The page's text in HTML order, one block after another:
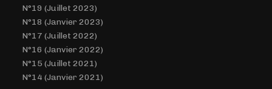
N°19 (Juillet 2023)
N°18 (Janvier 2023)
N°17 (Juillet 2022)
N°16 (Janvier 2022)
N°15 (Juillet 2021)
N°14 (Janvier 2021)